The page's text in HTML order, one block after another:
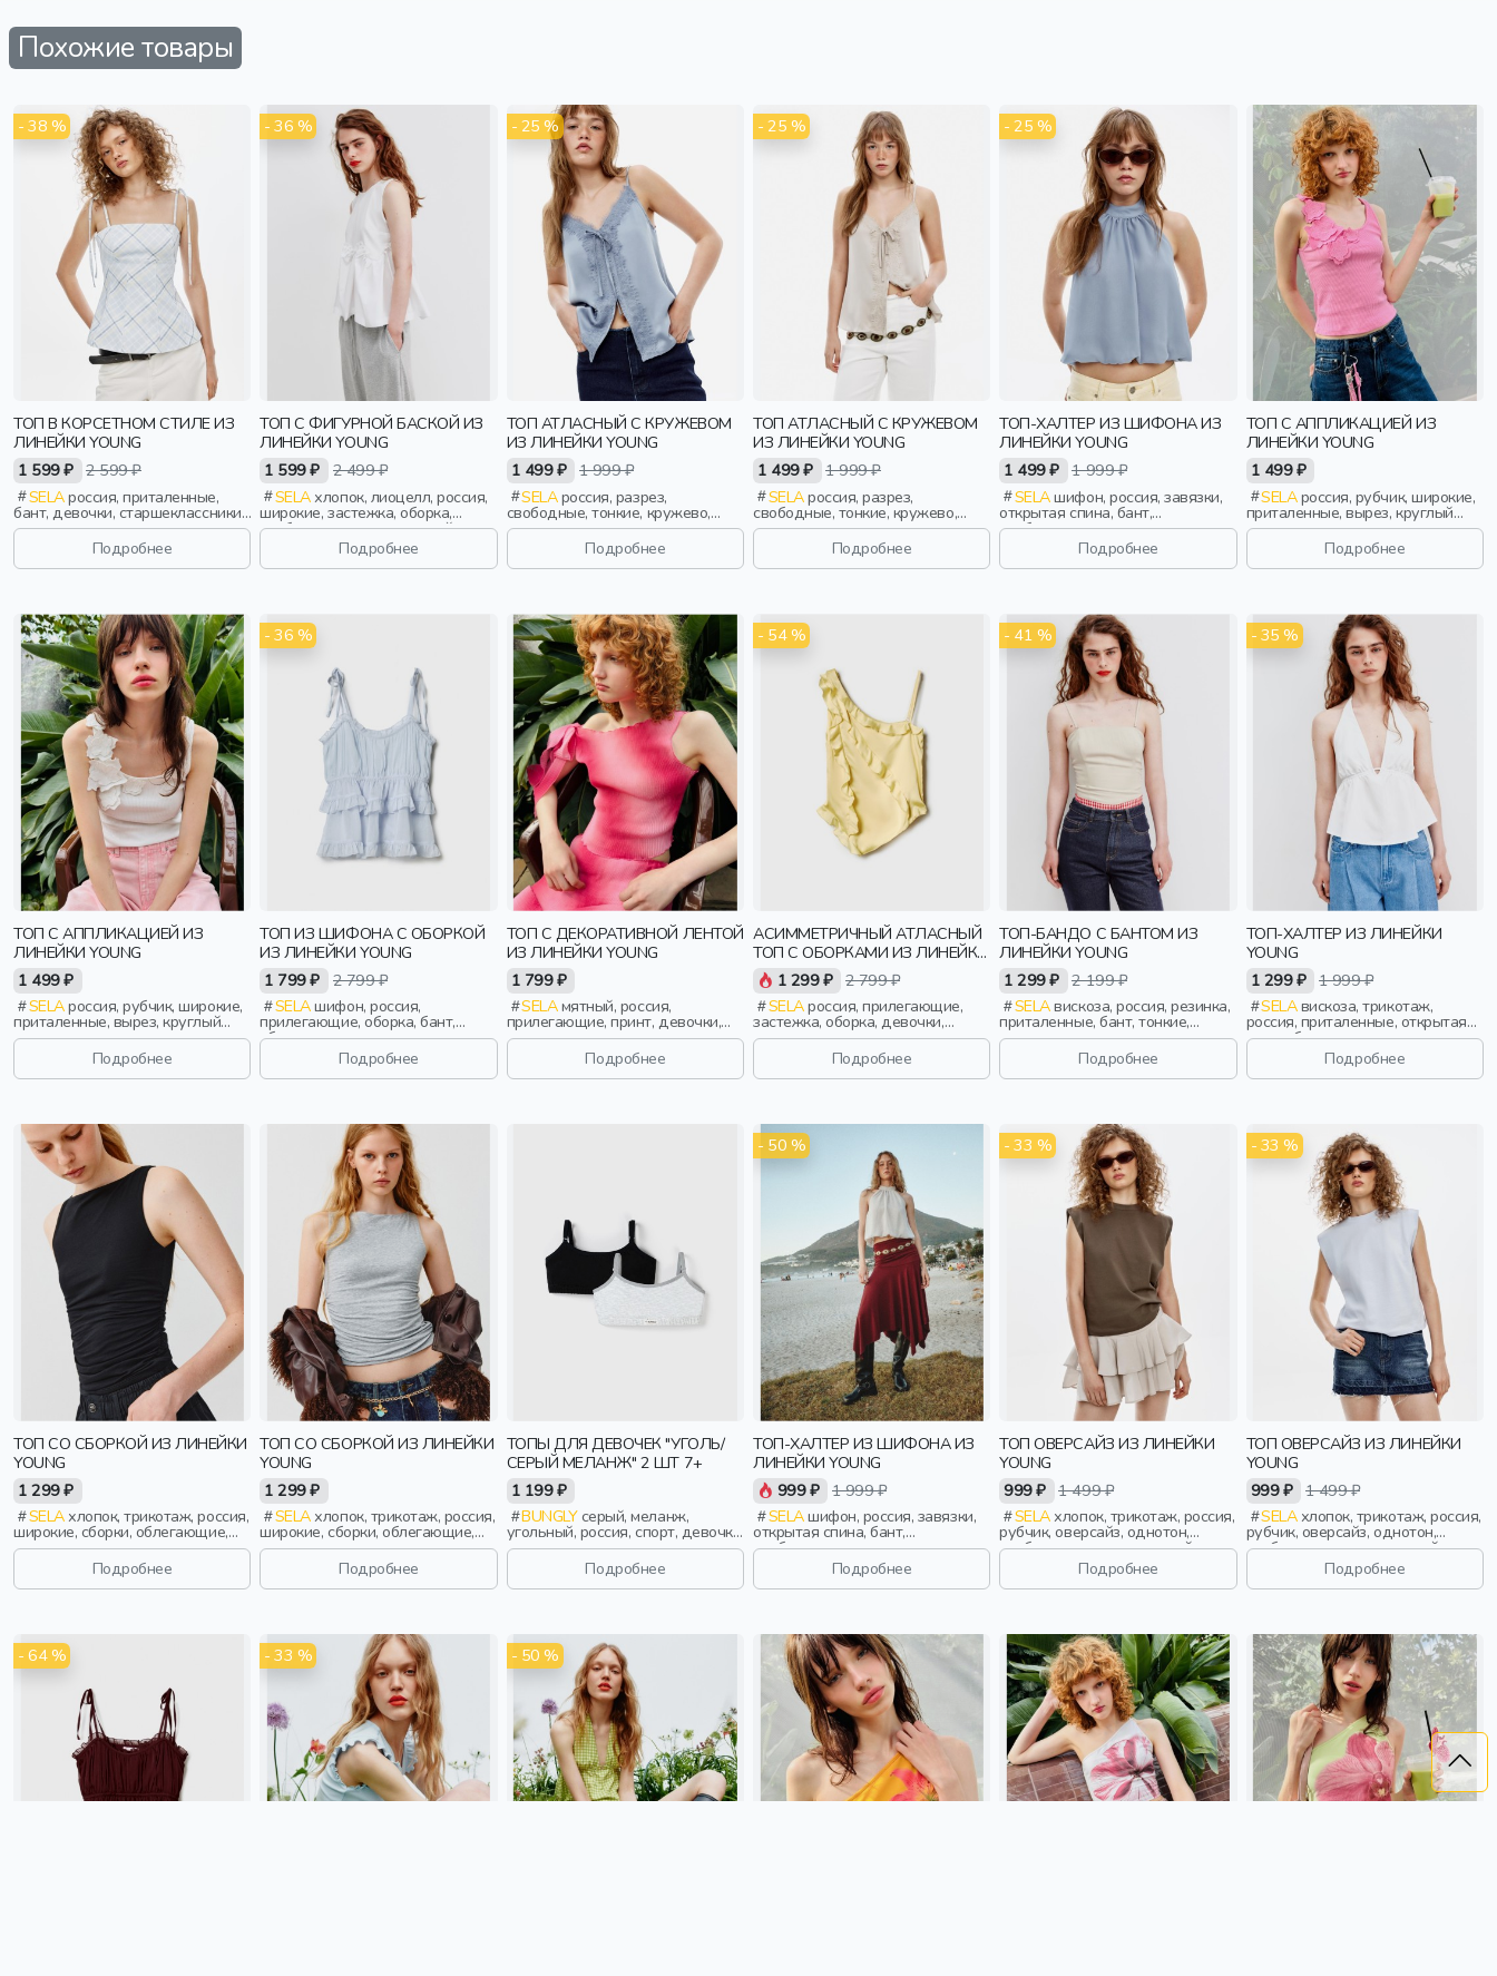
Похожие товары
- 38 %
ТОП В КОРСЕТНОМ СТИЛЕ ИЗ
ЛИНЕЙКИ YOUNG
1 599 ₽ 2 599 ₽
SELAроссия, приталенные,
бант, девочки, старшеклассники,
дети
Подробнее
- 36 %
ТОП С ФИГУРНОЙ БАСКОЙ ИЗ
ЛИНЕЙКИ YOUNG
1 599 ₽
2 499 ₽
SELAхлопок, лиоцелл, россия,
широкие, застежка, оборка,
свободные, вырез, круглый
вырез, баска, вытачки, девочки,
старшеклассники, дети
Подробнее
- 25 %
ТОП АТЛАСНЫЙ С КРУЖЕВОМ
ИЗ ЛИНЕЙКИ YOUNG
1 499 ₽ 1 999 ₽
SELAроссия, разрез,
свободные, тонкие, кружево,
девочки, старшеклассники, дети
Подробнее
- 25 %
ТОП АТЛАСНЫЙ С КРУЖЕВОМ
ИЗ ЛИНЕЙКИ YOUNG
1 499 ₽ 1 999 ₽
SELAроссия, разрез,
свободные, тонкие, кружево,
девочки, старшеклассники, дети
Подробнее
- 25 %
ТОП-ХАЛТЕР ИЗ ШИФОНА ИЗ
ЛИНЕЙКИ YOUNG
1 499 ₽ 1 999 ₽
SELAшифон, россия, завязки,
открытая спина, бант,
свободные, воротник, девочки,
старшеклассники, дети
Подробнее
ТОП С АППЛИКАЦИЕЙ ИЗ
ЛИНЕЙКИ YOUNG
1 499 ₽
SELAроссия, рубчик, широкие,
приталенные, вырез, круглый
вырез, девочки,
старшеклассники, дети
Подробнее
ТОП С АППЛИКАЦИЕЙ ИЗ
ЛИНЕЙКИ YOUNG
1 499 ₽
SELAроссия, рубчик, широкие,
приталенные, вырез, круглый
вырез, девочки,
старшеклассники, дети
Подробнее
- 36 %
ТОП ИЗ ШИФОНА С ОБОРКОЙ
ИЗ ЛИНЕЙКИ YOUNG
1 799 ₽
2 799 ₽
SELAшифон, россия,
прилегающие, оборка, бант,
сборки, девочки,
старшеклассники, дети
Подробнее
ТОП С ДЕКОРАТИВНОЙ ЛЕНТОЙ
ИЗ ЛИНЕЙКИ YOUNG
1 799 ₽
SELAмятный, россия,
прилегающие, принт, девочки,
старшеклассники, дети
Подробнее
- 54 %
АСИММЕТРИЧНЫЙ АТЛАСНЫЙ
ТОП С ОБОРКАМИ ИЗ ЛИНЕЙКИ
YOUNG
1 299 ₽ 2 799 ₽
SELAроссия, прилегающие,
застежка, оборка, девочки,
старшеклассники, дети
Подробнее
- 41 %
ТОП-БАНДО С БАНТОМ ИЗ
ЛИНЕЙКИ YOUNG
1 299 ₽ 2 199 ₽
SELAвискоза, россия, резинка,
приталенные, бант, тонкие,
эластичные, девочки,
старшеклассники, дети
Подробнее
- 35 %
ТОП-ХАЛТЕР ИЗ ЛИНЕЙКИ
YOUNG
1 299 ₽ 1 999 ₽
SELAвискоза, трикотаж,
россия, приталенные, открытая
спина, бант, вырез, девочки,
старшеклассники, дети
Подробнее
ТОП СО СБОРКОЙ ИЗ ЛИНЕЙКИ
YOUNG
1 299 ₽
SELAхлопок, трикотаж, россия,
широкие, сборки, облегающие,
девочки, старшеклассники, дети
Подробнее
ТОП СО СБОРКОЙ ИЗ ЛИНЕЙКИ
YOUNG
1 299 ₽
SELAхлопок, трикотаж, россия,
широкие, сборки, облегающие,
девочки, старшеклассники, дети
Подробнее
ТОПЫ ДЛЯ ДЕВОЧЕК "УГОЛЬ/
СЕРЫЙ МЕЛАНЖ" 2 ШТ 7+
1 199 ₽
BUNGLYсерый, меланж,
угольный, россия, спорт, девочки,
школьники, подростки, дети
Подробнее
- 50 %
ТОП-ХАЛТЕР ИЗ ШИФОНА ИЗ
ЛИНЕЙКИ YOUNG
999 ₽ 1 999 ₽
SELAшифон, россия, завязки,
открытая спина, бант,
свободные, воротник, девочки,
старшеклассники, дети
Подробнее
- 33 %
ТОП ОВЕРСАЙЗ ИЗ ЛИНЕЙКИ
YOUNG
999 ₽ 1 499 ₽
SELAхлопок, трикотаж, россия,
рубчик, оверсайз, однотон,
свободные, вырез, круглый
вырез, девочки,
старшеклассники, дети
Подробнее
- 33 %
ТОП ОВЕРСАЙЗ ИЗ ЛИНЕЙКИ
YOUNG
999 ₽ 1 499 ₽
SELAхлопок, трикотаж, россия,
рубчик, оверсайз, однотон,
свободные, вырез, круглый
вырез, девочки,
старшеклассники, дети
Подробнее
- 64 % - 33 % - 50 %